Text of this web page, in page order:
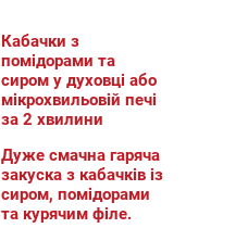
Кабачки з
помідорами та
сиром у духовці або
мікрохвильовій печі
за 2 хвилини
Дуже смачна гаряча
закуска з кабачків із
сиром, помідорами
та курячим філе.